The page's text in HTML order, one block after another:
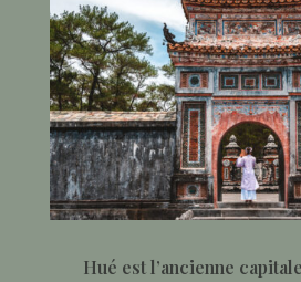
Hué est l’ancienne